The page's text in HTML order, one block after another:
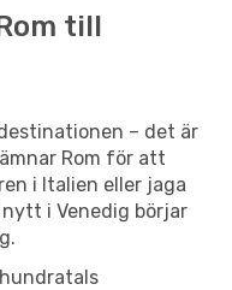
till
– det är
Rom för att
i Italien eller jaga
i Venedig börjar